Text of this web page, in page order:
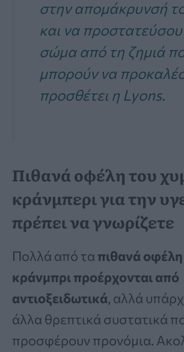
στην απομάκρυνσή
και να
σώμα από τη ζημιά
μπορούν να
προσθέτει η Lyons.
Πιθανά οφέλη του
κράνμπερι για την
πρέπει να γνωρίζετε
Πολλά από τα πιθανά
κράνμπρι προέρχονται από
αντιοξειδωτικά, αλλά
άλλα θρεπτικά συστατικά
προσφέρουν προνόμια.